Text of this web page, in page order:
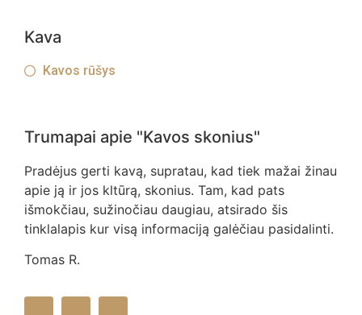
Kava
Kavos rūšys
Trumapai apie "Kavos skonius"
Pradėjus gerti kavą, supratau, kad tiek mažai žinau
apie ją ir jos kltūrą, skonius. Tam, kad pats
išmokčiau, sužinočiau daugiau, atsirado šis
tinklalapis kur visą informaciją galėčiau pasidalinti.
Tomas R.